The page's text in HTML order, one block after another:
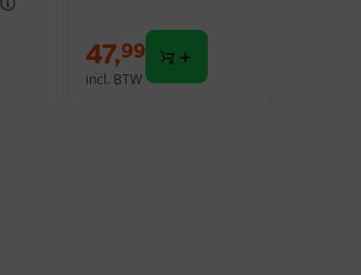
47,99
incl. BTW